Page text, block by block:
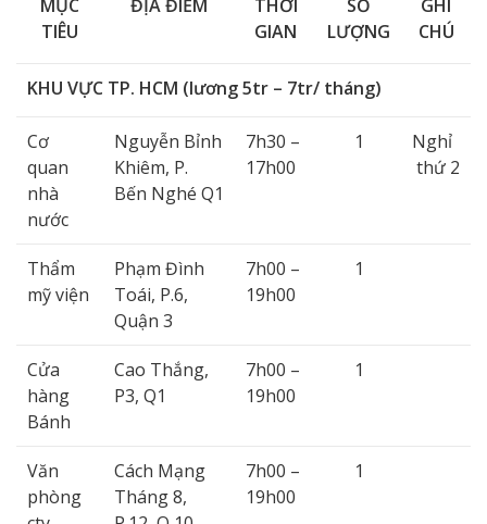
MỤC
TIÊU
ĐỊA ĐIỂM
THỜI
GIAN
SỐ
LƯỢNG
GHI
CHÚ
KHU VỰC TP. HCM (lương 5tr – 7tr/ tháng)
Cơ
quan
nhà
nước
Nguyễn Bỉnh
Khiêm, P.
Bến Nghé Q1
7h30 –
17h00
1
Nghỉ
thứ 2
Thẩm
mỹ viện
Phạm Đình
Toái, P.6,
Quận 3
7h00 –
19h00
1
Cửa
hàng
Bánh
Cao Thắng,
P3, Q1
7h00 –
19h00
1
Văn
phòng
Cách Mạng
Tháng 8,
7h00 –
19h00
1